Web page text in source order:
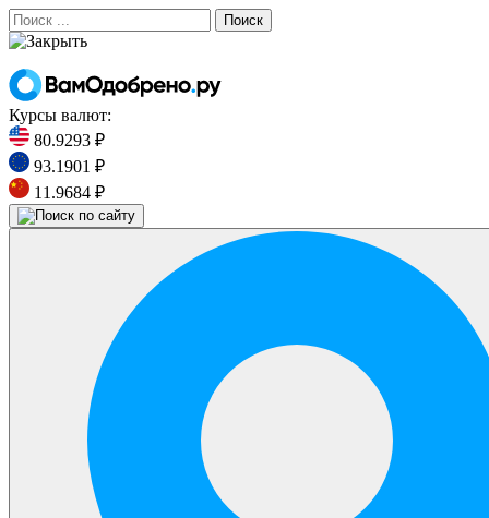
Поиск
Курсы валют:
80.9293 ₽
93.1901 ₽
11.9684 ₽